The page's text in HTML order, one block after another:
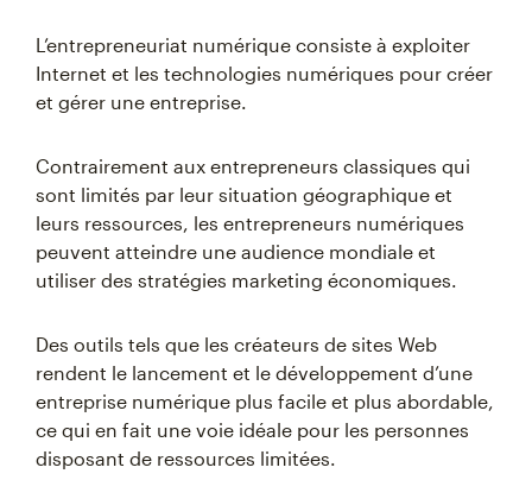
L’entrepreneuriat numérique consiste à exploiter
Internet et les technologies numériques pour créer
et gérer une entreprise.
Contrairement aux entrepreneurs classiques qui
sont limités par leur situation géographique et
leurs ressources, les entrepreneurs numériques
peuvent atteindre une audience mondiale et
utiliser des stratégies marketing économiques.
Des outils tels que les créateurs de sites Web
rendent le lancement et le développement d’une
entreprise numérique plus facile et plus abordable,
ce qui en fait une voie idéale pour les personnes
disposant de ressources limitées.